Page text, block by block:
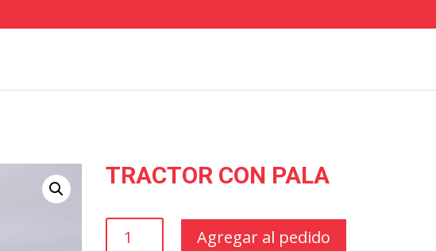
TRACTOR CON PALA
CON
Agregar al pedido